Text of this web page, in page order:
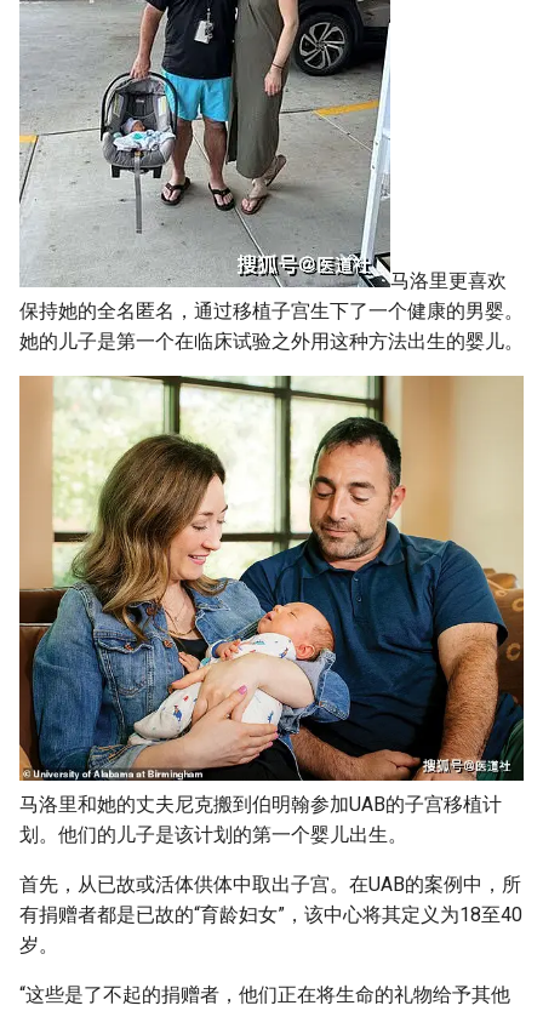
马洛里更喜欢
保持她的全名匿名，通过移植子宫生下了一个健康的男婴。
她的儿子是第一个在临床试验之外用这种方法出生的婴儿。
马洛里和她的丈夫尼克搬到伯明翰参加UAB的子宫移植计
划。他们的儿子是该计划的第一个婴儿出生。
首先，从已故或活体供体中取出子宫。在UAB的案例中，所
有捐赠者都是已故的“育龄妇女”，该中心将其定义为18至40
岁。
“这些是了不起的捐赠者，他们正在将生命的礼物给予其他